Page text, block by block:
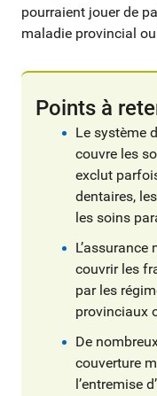
pourraient jouer de
maladie provincial
Points à
Le système
couvre les
exclut
dentaires,
les soins
couvrir les
par les
provinciaux
De
couverture
l’entremise